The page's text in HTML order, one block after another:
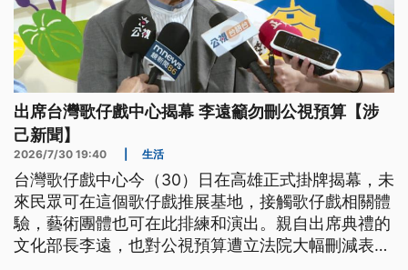
出席台灣歌仔戲中心揭幕 李遠籲勿刪公視預算【涉
己新聞】
2026/7/30 19:40 生活
台灣歌仔戲中心今（30）日在高雄正式掛牌揭幕，未
來民眾可在這個歌仔戲推展基地，接觸歌仔戲相關體
驗，藝術團體也可在此排練和演出。親自出席典禮的
文化部長李遠，也對公視預算遭立法院大幅刪減表示